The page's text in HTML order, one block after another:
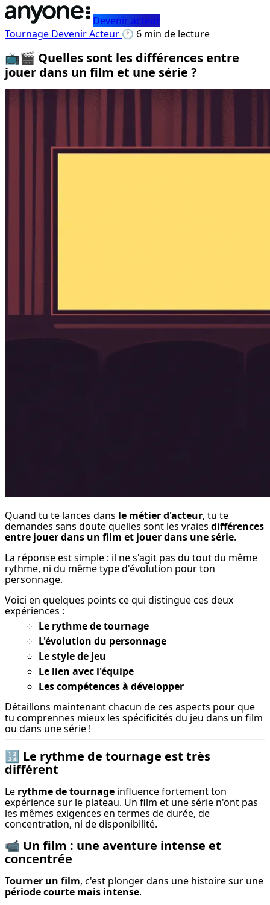
Devenir acteur
Tournage Devenir Acteur 🕐 6 min de lecture
📺🎬 Quelles sont les différences entre
jouer dans un film et une série ?
Quand tu te lances dans le métier d'acteur, tu te
demandes sans doute quelles sont les vraies différences
entre jouer dans un film et jouer dans une série.
La réponse est simple : il ne s'agit pas du tout du même
rythme, ni du même type d'évolution pour ton
personnage.
Voici en quelques points ce qui distingue ces deux
expériences :
Le rythme de tournage
L'évolution du personnage
Le style de jeu
Le lien avec l'équipe
Les compétences à développer
Détaillons maintenant chacun de ces aspects pour que
tu comprennes mieux les spécificités du jeu dans un film
ou dans une série !
🔢 Le rythme de tournage est très
différent
Le rythme de tournage influence fortement ton
expérience sur le plateau. Un film et une série n'ont pas
les mêmes exigences en termes de durée, de
concentration, ni de disponibilité.
📹 Un film : une aventure intense et
concentrée
Tourner un film
période courte mais intense.